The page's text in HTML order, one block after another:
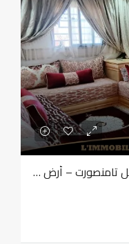
فيلا فارغة ومحفظة للبيع عند مدخل تامنصورت – أرض بمساحة 320 مترًا مربعًا – أربع واجهات